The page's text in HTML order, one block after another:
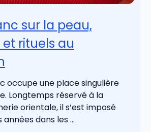
sur la peau,
rituels au
occupe une place singulière
Longtemps réservé à la
orientale, il s’est imposé
dans les ...